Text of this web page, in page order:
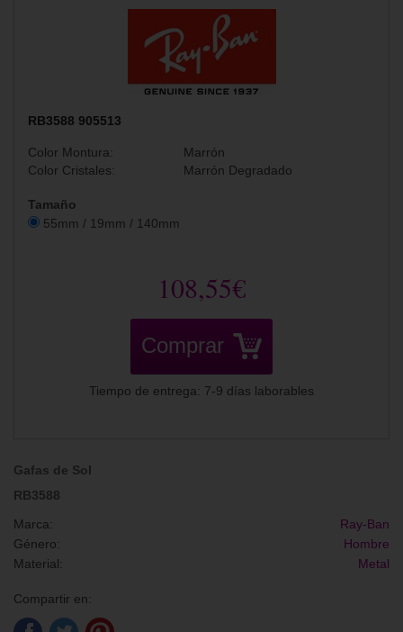
RB3588 905513
Color Montura:
Marrón
Color Cristales:
Marrón Degradado
Tamaño
55mm / 19mm / 140mm
108,55€
Comprar
Tiempo de entrega: 7-9 días laborables
Gafas de Sol
RB3588
Marca:
Ray-Ban
Género:
Hombre
Material:
Metal
Compartir en: